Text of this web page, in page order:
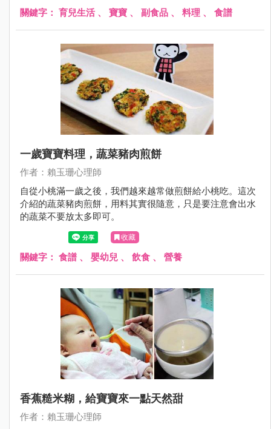
關鍵字： 育兒生活、 寶寶 、 副食品 、 料理 、 食譜
一歲寶寶料理，蔬菜豬肉煎餅
作者：賴玉珊心理師
自從小桃滿一歲之後，我們越來越常做煎餅給小桃吃。這次
介紹的蔬菜豬肉煎餅，用料其實很隨意，只是要注意會出水
的蔬菜不要放太多即可。
收藏
關鍵字： 食譜 、 嬰幼兒 、 飲食 、 營養
香蕉糙米糊，給寶寶來一點天然甜
作者：賴玉珊心理師